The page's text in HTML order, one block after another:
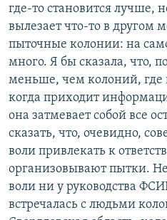
где-то становится лучше,
вылезает что-то в другом
пыточные колонии: на
много. Я бы сказала, что,
меньше, чем колоний, где
когда приходит
она затмевает собой все
сказать, что, очевидно,
воли привлекать к
организовывают пытки.
воли ни у руководства
встречалась с людьми